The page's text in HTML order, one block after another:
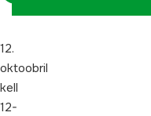
12.
oktoobril
kell
12-